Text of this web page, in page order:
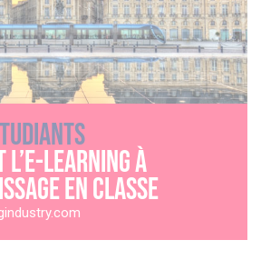
learning à
en classe